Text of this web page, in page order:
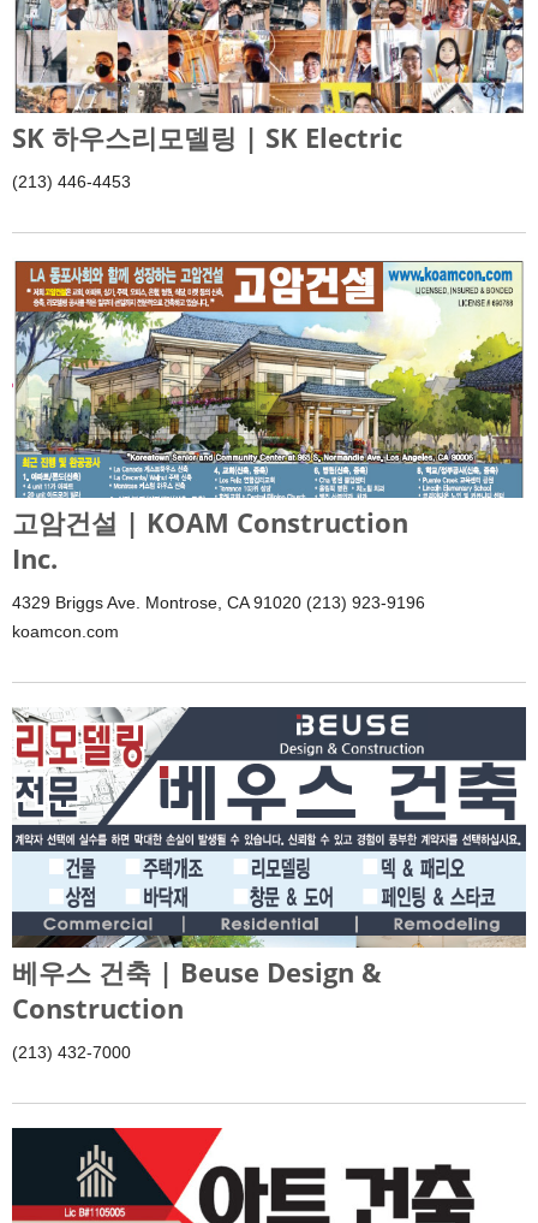
SK 하우스리모델링 | SK Electric
(213) 446-4453
고암건설 | KOAM Construction
Inc.
4329 Briggs Ave. Montrose, CA 91020 (213) 923-9196
koamcon.com
베우스 건축 | Beuse Design &
Construction
(213) 432-7000